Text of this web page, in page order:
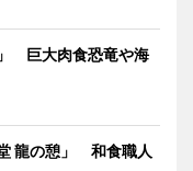
巨大肉食恐竜や海
龍の憩」 和食職人